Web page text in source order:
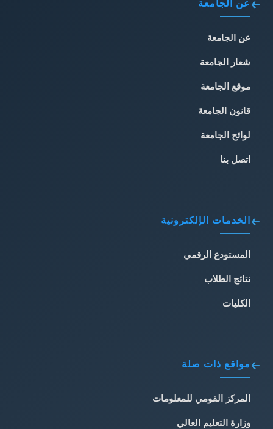
عن الجامعة
عن الجامعة
شعار الجامعة
موقع الجامعة
قانون الجامعة
لوائح الجامعة
اتصل بنا
الخدمات الإلكترونية
المستودع الرقمي
نتائج الطلاب
الكليات
مواقع ذات صلة
المركز القومي للمعلومات
وزارة التعليم العالي